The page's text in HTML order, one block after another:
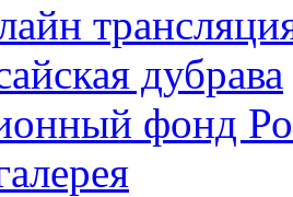
дубрава
фонд